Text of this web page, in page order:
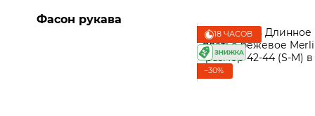
18 ЧАСОВ
−30%
Фасон рукава